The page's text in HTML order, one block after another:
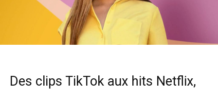
Des clips TikTok aux hits Netflix,